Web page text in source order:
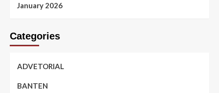
January 2026
Categories
ADVETORIAL
BANTEN